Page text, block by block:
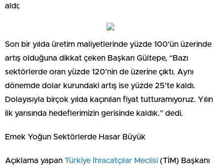
aldı;
Son bir yılda üretim maliyetlerinde yüzde 100’ün üzerinde
artış olduğuna dikkat çeken Başkan Gültepe, “Bazı
sektörlerde oran yüzde 120’nin de üzerine çıktı. Aynı
dönemde dolar kurundaki artış ise yüzde 25’te kaldı.
Dolayısıyla birçok yılda kaçınılan fiyat tutturamıyoruz. Yılın
ilk yarısında hedeflerimizin gerisinde kaldık.” dedi.
Emek Yoğun Sektörlerde Hasar Büyük
Açıklama yapan Türkiye İhracatçılar Meclisi (TİM) Başkanı